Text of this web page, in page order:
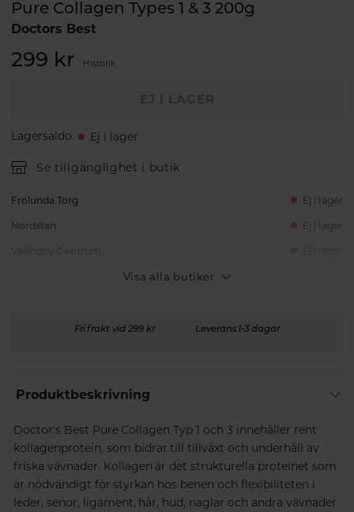
Pure Collagen Types 1 & 3 200g
Doctors Best
299 kr Historik
Lagersaldo: Ej i lager
Se tillgänglighet i butik
Frölunda Torg Ej i lager
Nordstan Ej i lager
Visa alla butiker
Fri frakt vid 299 kr Leverans 1-3 dagar
Produktbeskrivning
Doctor's Best Pure Collagen Typ 1 och 3 innehåller rent
kollagenprotein, som bidrar till tillväxt och underhåll av
friska vävnader. Kollagen är det strukturella proteinet som
är nödvändigt för styrkan hos benen och flexibiliteten i
leder, senor, ligament, hår, hud, naglar och andra vävnader